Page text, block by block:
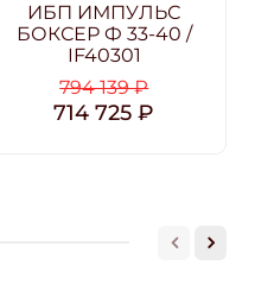
ИБП ИМПУЛЬС
БОКСЕР Ф 33-40 /
IF40301
794 139 ₽
714 725 ₽